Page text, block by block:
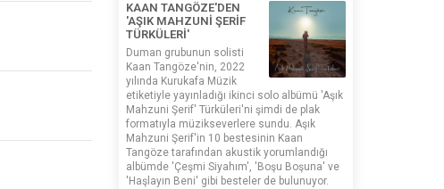
KAAN TANGÖZE'DEN
'AŞIK MAHZUNİ ŞERİF
TÜRKÜLERİ'
Duman grubunun solisti
Kaan Tangöze'nin, 2022
yılında Kurukafa Müzik
etiketiyle yayınladığı ikinci solo albümü 'Aşık
Mahzuni Şerif' Türküleri'ni şimdi de plak
formatıyla müzikseverlere sundu. Aşık
Mahzuni Şerif'in 10 bestesinin Kaan
Tangöze tarafından akustik yorumlandığı
albümde 'Çeşmi Siyahım', 'Boşu Boşuna' ve
'Haşlayın Beni' gibi besteler de bulunuyor.